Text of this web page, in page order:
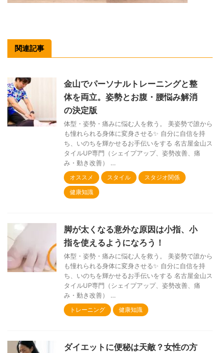
関連記事
金山でパーソナルトレーニングと整
体を両立。姿勢とお腹・腰悩み解消
の決定版
体型・姿勢・痛みに悩む人を救う。 美姿勢で誰から
も憧れられる身体に変身させる✨ 自分に自信を持
ち、いのちを輝かせるお手伝いをする 名古屋金山ス
タイルUP専門（シェイプアップ、姿勢改善、痛
み・動き改善） …
オススメ スタイル
スタジオ関係
健康知識
脚が太くなる意外な原因は小指、小
指を使えるようになろう！
体型・姿勢・痛みに悩む人を救う。 美姿勢で誰から
も憧れられる身体に変身させる✨ 自分に自信を持
ち、いのちを輝かせるお手伝いをする 名古屋金山ス
タイルUP専門（シェイプアップ、姿勢改善、痛
み・動き改善） …
トレーニング 健康知識
ダイエットに便秘は天敵？女性の方